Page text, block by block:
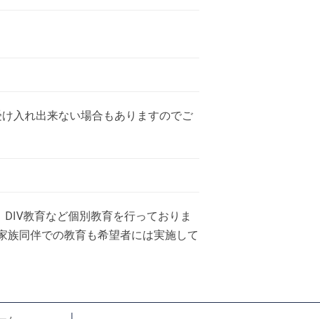
入れ出来ない場合もありますのでご
教育など個別教育を行っておりま
族同伴での教育も希望者には実施して